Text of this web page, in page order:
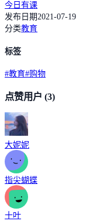
今日有课
发布日期2021-07-19
分类教育
标签
#教育#购物
点赞用户 (3)
大妮妮
指尖蝴蝶
十叶